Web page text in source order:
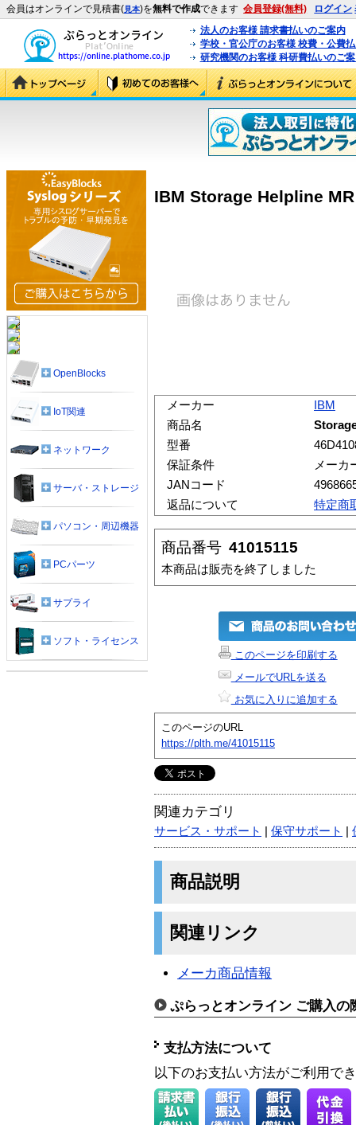
会員はオンラインで見積書(見本)を無料で作成できます 会員登録(無料) ログイン
法人のお客様 請求書払いのご案内
学校・官公庁のお客様 校費・公費
研究機関のお客様 科研費払いのご
IBM Storage Helpline
メーカー
IBM
商品名
型番
保証条件
メーカ
JANコード
返品について
特定商
商品番号 41015115
本商品は販売を終了しました
このページを印刷する
メールでURLを送る
お気に入りに追加する
このページのURL
https://plth.me/41015115
関連カテゴリ
サービス・サポート 保守サポート
商品説明
関連リンク
メーカ商品情報
ぷらっとオンライン ご購入の
支払方法について
以下のお支払い方法がご利用で
OpenBlocks
IoT関連
ネットワーク
サーバ・ストレージ
パソコン・周辺機器
PCパーツ
サプライ
ソフト・ライセンス